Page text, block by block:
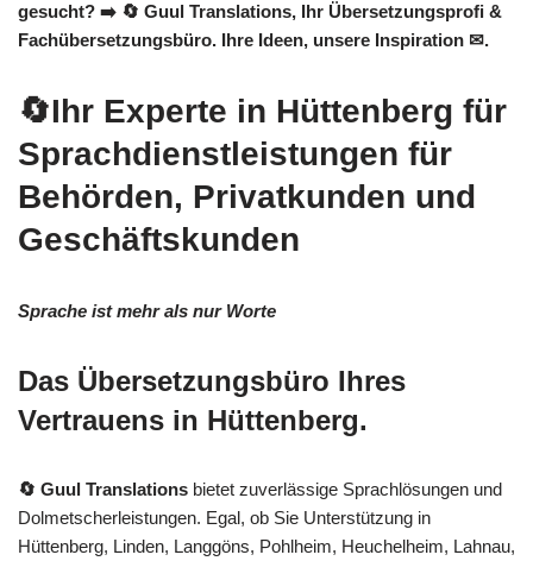
gesucht? ➡️ 🔄 Guul Translations, Ihr Übersetzungsprofi &
Fachübersetzungsbüro. Ihre Ideen, unsere Inspiration ✉.
🔄Ihr Experte in Hüttenberg für
Sprachdienstleistungen für
Behörden, Privatkunden und
Geschäftskunden
Sprache ist mehr als nur Worte
Das Übersetzungsbüro Ihres
Vertrauens in Hüttenberg.
🔄 Guul Translations bietet zuverlässige Sprachlösungen und
Dolmetscherleistungen. Egal, ob Sie Unterstützung in
Hüttenberg, Linden, Langgöns, Pohlheim, Heuchelheim, Lahnau,